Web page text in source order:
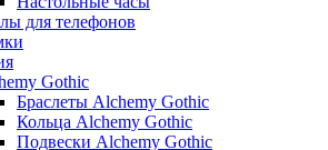
для телефонов
Gothic
Браслеты Alchemy Gothic
Кольца Alchemy Gothic
Подвески Alchemy Gothic